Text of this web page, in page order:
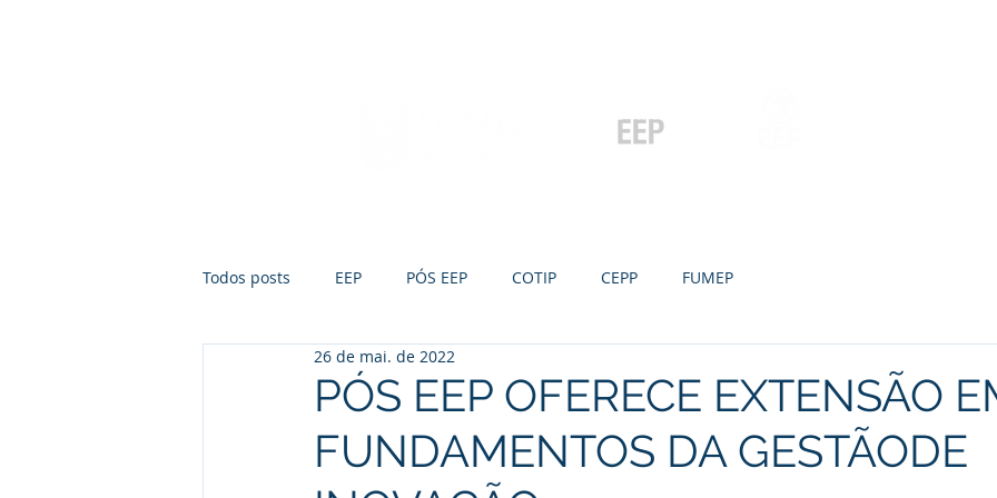
Todos posts EEP PÓS EEP COTIP CEPP FUMEP
PÓS EEP OFERECE EXTENSÃO
FUNDAMENTOS DA GESTÃODE
26 de mai. de 2022